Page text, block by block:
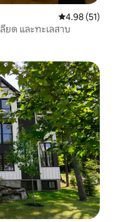
คะแนนเฉลี่ย
4.98 (51)
ยด และทะเลสาบ